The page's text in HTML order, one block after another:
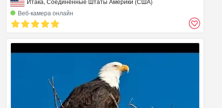
Веб‑камера онлайн